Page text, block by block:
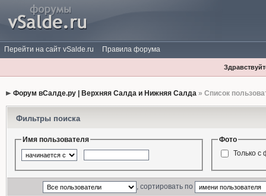
Перейти на сайт vSalde.ru Правила форума
Форум вСалде.ру | Верхняя Салда и Нижняя Салда» Список
Фильтры поиска
Имя пользователя
Фото
Только с
, сортировать по